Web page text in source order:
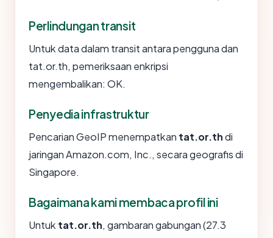
Perlindungan transit
Untuk data dalam transit antara pengguna dan
tat.or.th, pemeriksaan enkripsi
mengembalikan: OK.
Penyedia infrastruktur
Pencarian GeoIP menempatkan tat.or.thdi
jaringan Amazon.com, Inc., secara geografis di
Singapore.
Bagaimana kami membaca profil ini
Untuk tat.or.th, gambaran gabungan (27.3